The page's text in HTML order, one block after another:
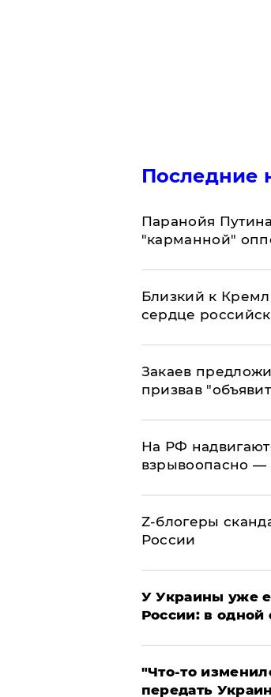
Последние
Паранойя
"карманной"
Близкий к
сердце
Закаев
призвав
На РФ
взрывоопасно —
Z-блогеры
России
У Украины уже
России: в
​"Что-то
передать